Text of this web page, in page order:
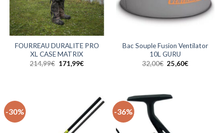
FOURREAU DURALITE PRO
XL CASE MATRIX
214,99€ Le
171,99€Le
Bac Souple Fusion Ventilator
10L GURU
32,00€ Le
prix
25,60€Le
-30% -36%